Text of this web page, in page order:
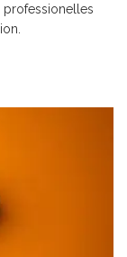
professionelles